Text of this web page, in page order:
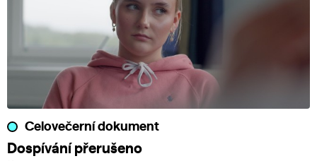
Celovečerní dokument
Dospívání přerušeno